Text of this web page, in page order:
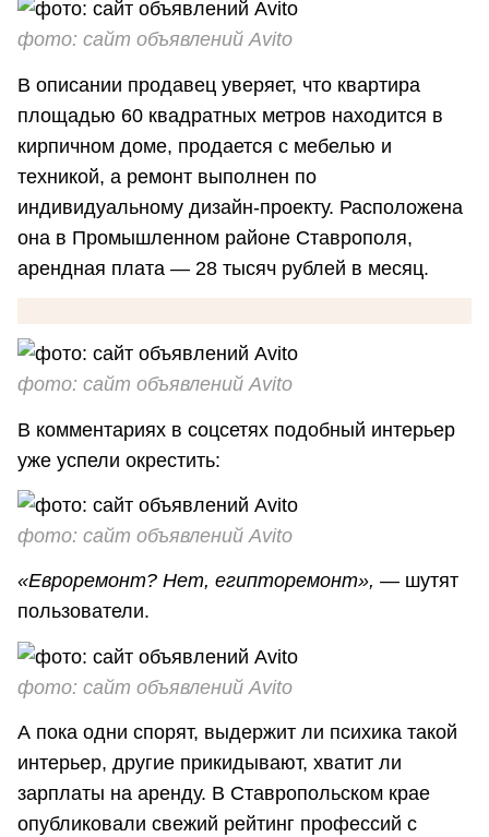
фото: сайт объявлений Avito
В описании продавец уверяет, что квартира
площадью 60 квадратных метров находится в
кирпичном доме, продается с мебелью и
техникой, а ремонт выполнен по
индивидуальному дизайн-проекту. Расположена
она в Промышленном районе Ставрополя,
арендная плата — 28 тысяч рублей в месяц.
фото: сайт объявлений Avito
В комментариях в соцсетях подобный интерьер
уже успели окрестить:
фото: сайт объявлений Avito
«Евроремонт? Нет, египторемонт», — шутят
пользователи.
фото: сайт объявлений Avito
А пока одни спорят, выдержит ли психика такой
интерьер, другие прикидывают, хватит ли
зарплаты на аренду. В Ставропольском крае
опубликовали свежий рейтинг профессий с